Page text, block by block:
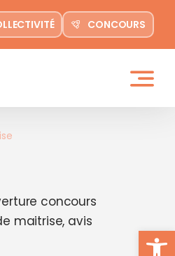
Ouvrir
CONCOURS
concours
maitrise, avis